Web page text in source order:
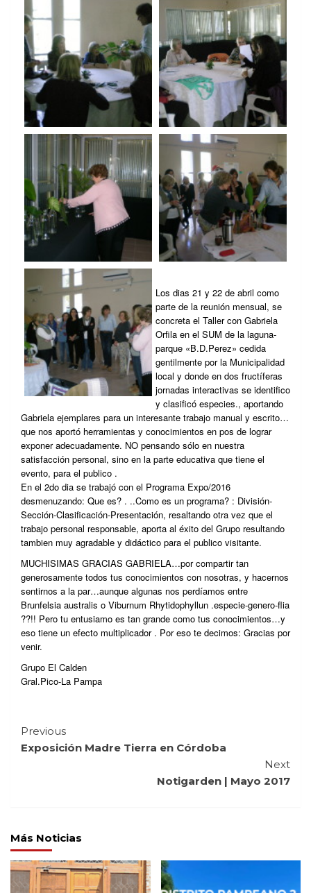
Los dias 21 y 22 de abril como
parte de la reunión mensual, se
concreta el Taller con Gabriela
Orfila en el SUM de la laguna-
parque «B.D.Perez» cedida
gentilmente por la Municipalidad
local y donde en dos fructíferas
jornadas interactivas se identifico
y clasificó especies., aportando
Gabriela ejemplares para un interesante trabajo manual y escrito…
que nos aportó herramientas y conocimientos en pos de lograr
exponer adecuadamente. NO pensando sólo en nuestra
satisfacción personal, sino en la parte educativa que tiene el
evento, para el publico .
En el 2do dia se trabajó con el Programa Expo/2016
desmenuzando: Que es? . ..Como es un programa? : División-
Sección-Clasificación-Presentación, resaltando otra vez que el
trabajo personal responsable, aporta al éxito del Grupo resultando
tambien muy agradable y didáctico para el publico visitante.
MUCHISIMAS GRACIAS GABRIELA…por compartir tan
generosamente todos tus conocimientos con nosotras, y hacernos
sentirnos a la par…aunque algunas nos perdíamos entre
Brunfelsia australis o Viburnum Rhytidophyllun .especie-genero-flia
??!! Pero tu entusiamo es tan grande como tus conocimientos…y
eso tiene un efecto multiplicador . Por eso te decimos: Gracias por
venir.
Grupo El Calden
Gral.Pico-La Pampa
Continue
Previous
Exposición Madre Tierra en Córdoba
Next
Notigarden | Mayo 2017
Más Noticias